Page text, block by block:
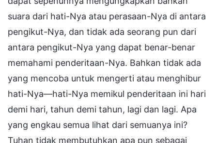
suara dari hati-Nya atau perasaan-Nya di antara
pengikut-Nya, dan tidak ada seorang pun dari
antara pengikut-Nya yang dapat benar-benar
memahami penderitaan-Nya. Bahkan tidak ada
yang mencoba untuk mengerti atau menghibur
hati-Nya—hati-Nya memikul penderitaan ini hari
demi hari, tahun demi tahun, lagi dan lagi. Apa
yang engkau semua lihat dari semuanya ini?
Tuhan tidak membutuhkan apa pun sebagai